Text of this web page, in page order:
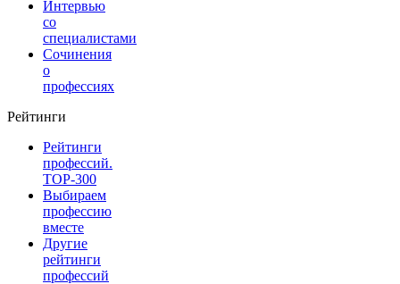
Интервью
со
специалистами
Сочинения
о
профессиях
Рейтинги
Рейтинги
профессий.
TOP-300
Выбираем
профессию
вместе
Другие
рейтинги
профессий